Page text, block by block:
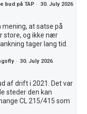
bud på TAP ·30. July 2026
mening, at satse på
store, og ikke nær
tager lang tid.
·30. July 2026
af drift i 2021. Det var
steder den kan
CL 215/415 som